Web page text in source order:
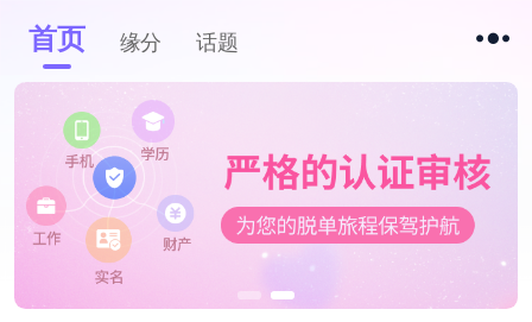
首页 缘分 话题